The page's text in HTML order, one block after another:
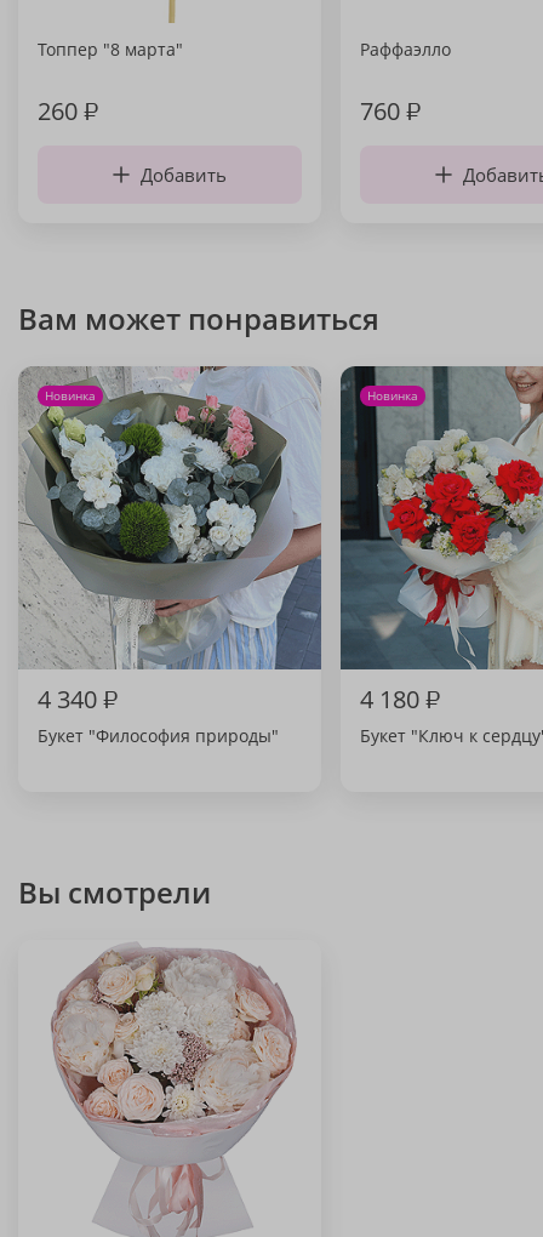
Топпер "8 марта"
260₽
Добавить
Раффаэлло
760₽
Вам может понравиться
Новинка
4 340₽
Букет "Философия природы"
Новинка
4 180₽
Букет "Ключ к
Вы смотрели